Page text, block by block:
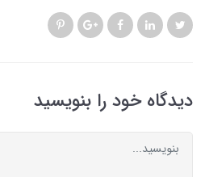
دیدگاه خود را بنویسید